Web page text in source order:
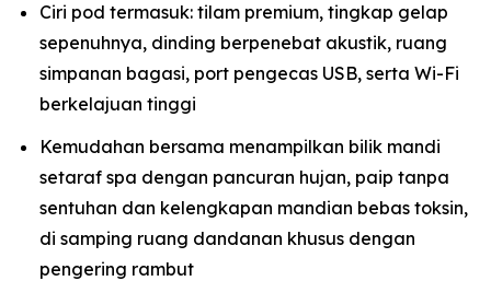
Ciri pod termasuk: tilam premium, tingkap gelap
sepenuhnya, dinding berpenebat akustik, ruang
simpanan bagasi, port pengecas USB, serta Wi-Fi
berkelajuan tinggi
Kemudahan bersama menampilkan bilik mandi
setaraf spa dengan pancuran hujan, paip tanpa
sentuhan dan kelengkapan mandian bebas toksin,
di samping ruang dandanan khusus dengan
pengering rambut